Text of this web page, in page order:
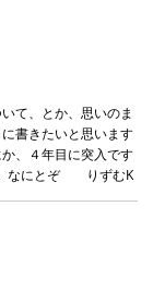
て、とか、思いのま
に書きたいと思います
、４年目に突入です
なにとぞ りずむK